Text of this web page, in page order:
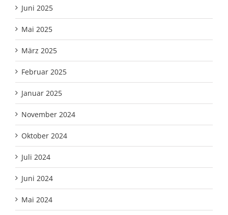
Juni 2025
Mai 2025
März 2025
Februar 2025
Januar 2025
November 2024
Oktober 2024
Juli 2024
Juni 2024
Mai 2024